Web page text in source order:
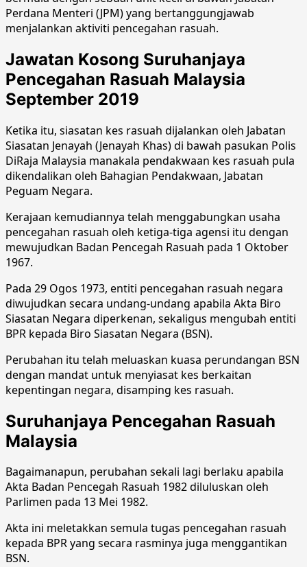
Perdana Menteri (JPM) yang bertanggungjawab
menjalankan aktiviti pencegahan rasuah.
Jawatan Kosong Suruhanjaya
Pencegahan Rasuah Malaysia
September 2019
Ketika itu, siasatan kes rasuah dijalankan oleh Jabatan
Siasatan Jenayah (Jenayah Khas) di bawah pasukan Polis
DiRaja Malaysia manakala pendakwaan kes rasuah pula
dikendalikan oleh Bahagian Pendakwaan, Jabatan
Peguam Negara.
Kerajaan kemudiannya telah menggabungkan usaha
pencegahan rasuah oleh ketiga-tiga agensi itu dengan
mewujudkan Badan Pencegah Rasuah pada 1 Oktober
1967.
Pada 29 Ogos 1973, entiti pencegahan rasuah negara
diwujudkan secara undang-undang apabila Akta Biro
Siasatan Negara diperkenan, sekaligus mengubah entiti
BPR kepada Biro Siasatan Negara (BSN).
Perubahan itu telah meluaskan kuasa perundangan BSN
dengan mandat untuk menyiasat kes berkaitan
kepentingan negara, disamping kes rasuah.
Suruhanjaya Pencegahan Rasuah
Malaysia
Bagaimanapun, perubahan sekali lagi berlaku apabila
Akta Badan Pencegah Rasuah 1982 diluluskan oleh
Parlimen pada 13 Mei 1982.
Akta ini meletakkan semula tugas pencegahan rasuah
kepada BPR yang secara rasminya juga menggantikan
BSN.